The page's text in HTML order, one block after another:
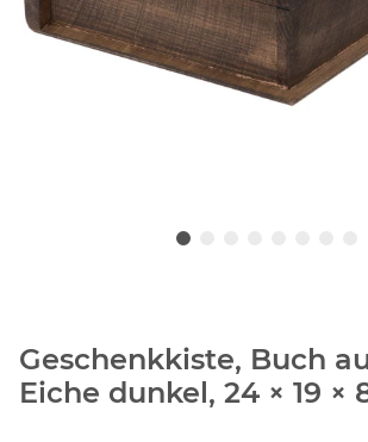
Geschenkkiste, Buch
Eiche dunkel, 24 × 19 ×